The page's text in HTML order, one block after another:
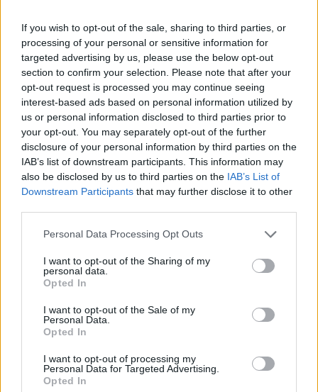
If you wish to opt-out of the sale, sharing to third parties, or
processing of your personal or sensitive information for
targeted advertising by us, please use the below opt-out
section to confirm your selection. Please note that after your
opt-out request is processed you may continue seeing
interest-based ads based on personal information utilized by
us or personal information disclosed to third parties prior to
your opt-out. You may separately opt-out of the further
disclosure of your personal information by third parties on the
IAB’s list of downstream participants. This information may
also be disclosed by us to third parties on the IAB’s List of
Downstream Participants that may further disclose it to other
Please note that this website/app uses one or more Google
not limited to your visit or usage behaviour. You may click to
grant or deny consent to Google and its third-party tags to
use your data for below specified purposes in below Google
consent section.
Personal Data Processing Opt Outs
I want to opt-out of the Sharing of my
personal data.
Opted In
I want to opt-out of the Sale of my
Personal Data.
Opted In
I want to opt-out of processing my
Personal Data for Targeted Advertising.
Opted In
2011-ben jelent meg. Az album, annak
elsőszámú slágere, aLonely Boy, valamint a
zenekar gitárosa, Dan Auerbach, mint
producer, összesen négy Grammyt nyertek. A
most megjelenő album a zenekar nyolcadik
nagylemeze.